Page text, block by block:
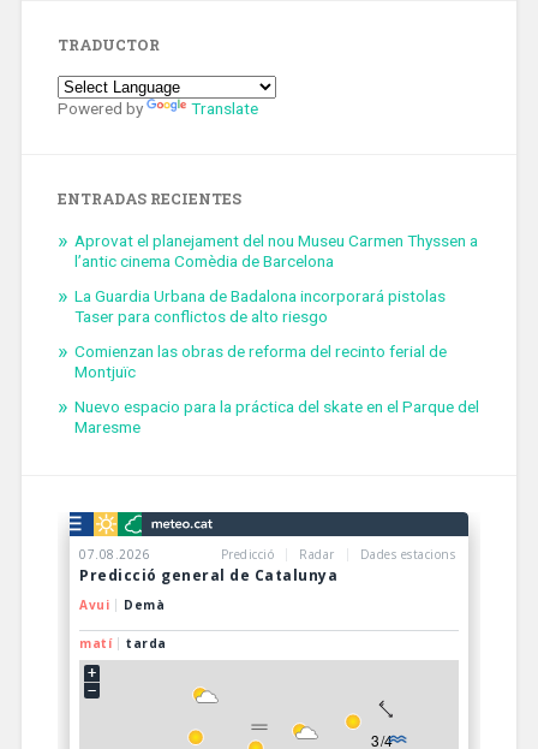
TRADUCTOR
Powered by Translate
ENTRADAS RECIENTES
Aprovat el planejament del nou Museu Carmen Thyssen a
l’antic cinema Comèdia de Barcelona
La Guardia Urbana de Badalona incorporará pistolas
Taser para conflictos de alto riesgo
Comienzan las obras de reforma del recinto ferial de
Montjuïc
Nuevo espacio para la práctica del skate en el Parque del
Maresme